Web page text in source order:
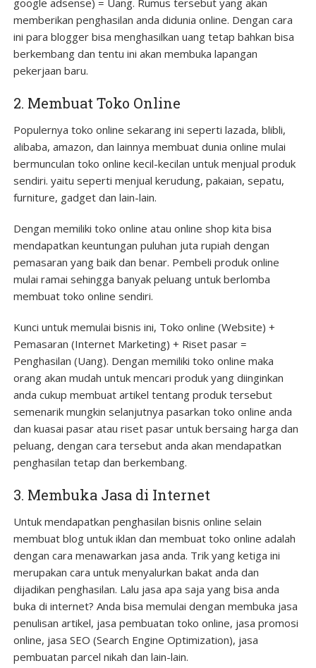
memberikan penghasilan anda didunia online. Dengan cara
ini para blogger bisa menghasilkan uang tetap bahkan bisa
berkembang dan tentu ini akan membuka lapangan
pekerjaan baru.
2. Membuat Toko Online
Populernya toko online sekarang ini seperti lazada, blibli,
alibaba, amazon, dan lainnya membuat dunia online mulai
bermunculan toko online kecil-kecilan untuk menjual produk
sendiri. yaitu seperti menjual kerudung, pakaian, sepatu,
furniture, gadget dan lain-lain.
Dengan memiliki toko online atau online shop kita bisa
mendapatkan keuntungan puluhan juta rupiah dengan
pemasaran yang baik dan benar. Pembeli produk online
mulai ramai sehingga banyak peluang untuk berlomba
membuat toko online sendiri.
Kunci untuk memulai bisnis ini, Toko online (Website) +
Pemasaran (Internet Marketing) + Riset pasar =
Penghasilan (Uang). Dengan memiliki toko online maka
orang akan mudah untuk mencari produk yang diinginkan
anda cukup membuat artikel tentang produk tersebut
semenarik mungkin selanjutnya pasarkan toko online anda
dan kuasai pasar atau riset pasar untuk bersaing harga dan
peluang, dengan cara tersebut anda akan mendapatkan
penghasilan tetap dan berkembang.
3. Membuka Jasa di Internet
Untuk mendapatkan penghasilan bisnis online selain
membuat blog untuk iklan dan membuat toko online adalah
dengan cara menawarkan jasa anda. Trik yang ketiga ini
merupakan cara untuk menyalurkan bakat anda dan
dijadikan penghasilan. Lalu jasa apa saja yang bisa anda
buka di internet? Anda bisa memulai dengan membuka jasa
penulisan artikel, jasa pembuatan toko online, jasa promosi
online, jasa SEO (Search Engine Optimization), jasa
pembuatan parcel nikah dan lain-lain.